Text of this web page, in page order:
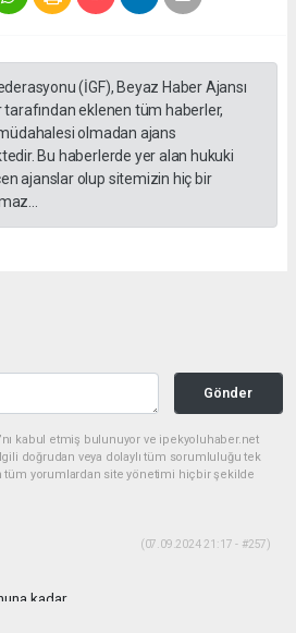
(İGF), Beyaz Haber Ajansı
eklenen tüm haberler,
olmadan ajans
Bu haberlerde yer alan hukuki
ajanslar olup sitemizin hiç bir
Gönder
kabul etmiş bulunuyor ve ipekyoluhaber.net
doğrudan veya dolaylı tüm sorumluluğu tek
tüm yorumlardan site yönetimi hiçbir şekilde
(07.09.2024 21:17 - #257)
kadar...